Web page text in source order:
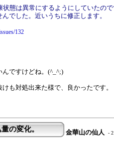
態は異常にするようにしていたの
でした。近いうちに修正します。
132
んですけどね。(^_^;)
も対処出来た様で、良かったです。
の変化。 金華山の仙人 -